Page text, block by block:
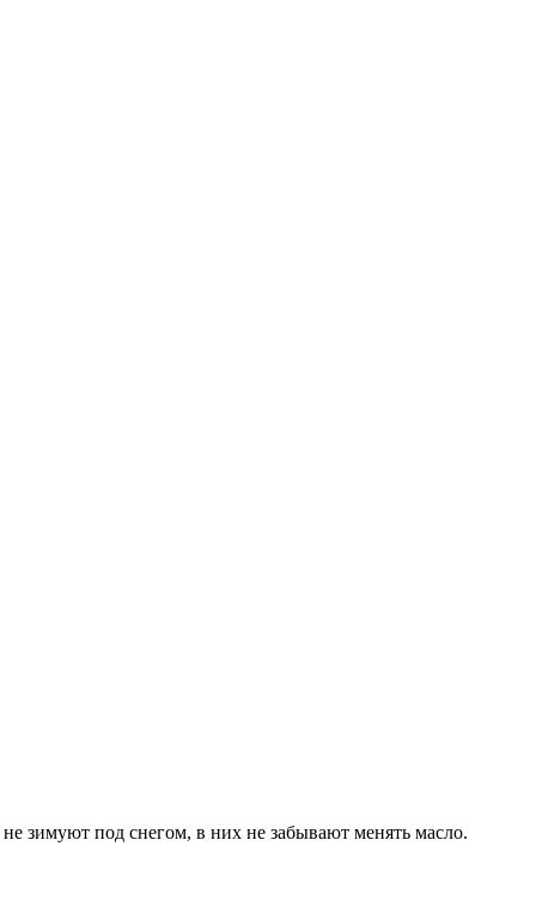
зимуют под снегом, в них не забывают менять масло.